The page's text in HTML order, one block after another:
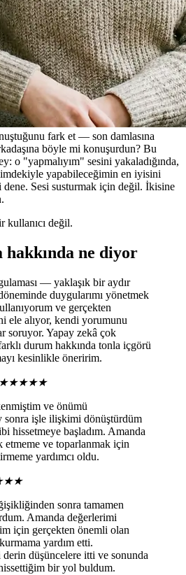
fark et — son damlasına
böyle mi konuşurdun? Bu
o "yapmalıyım" sesini yakaladığında,
yapabileceğimin en iyisini
Sesi susturmak için değil. İkisine
kullanıcı değil.
ne diyor
— yaklaşık bir aydır
duygularımı yönetmek
ve gerçekten
ele alıyor, kendi yorumunu
soruyor. Yapay zekâ çok
durum hakkında tonla içgörü
kesinlikle öneririm.
★★★★★
ve önümü
işle ilişkimi dönüştürdüm
hissetmeye başladım. Amanda
etmeme ve toparlanmak için
yardımcı oldu.
sonra tamamen
Amanda değerlerimi
için gerçekten önemli olan
yardım etti.
derin düşüncelere itti ve sonunda
bir yol buldum.